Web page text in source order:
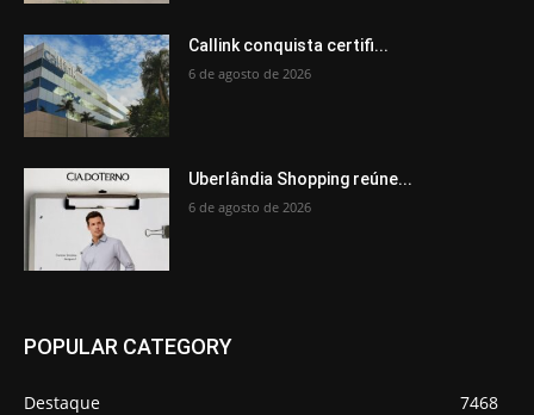
Callink conquista certifi...
6 de agosto de 2026
Uberlândia Shopping reúne...
6 de agosto de 2026
POPULAR CATEGORY
Destaque
7468